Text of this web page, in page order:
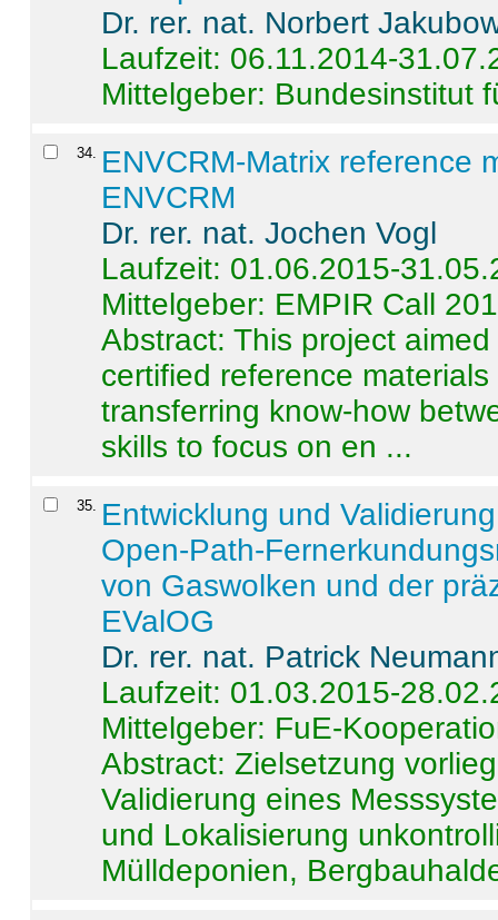
Dr. rer. nat. Norbert
Laufzeit: 06.11.2014-
Mittelgeber: Bundesinstitut
34. ENVCRM-Matrix reference
ENVCRM
Dr. rer. nat. Jochen Vogl
Laufzeit: 01.06.2015-
Mittelgeber: EMPIR Call
Abstract:This project
certified reference
transferring know-how
skills to focus on en ...
35. Entwicklung und
Open-Path-
von Gaswolken und der
EValOG
Dr. rer. nat. Patrick
Laufzeit: 01.03.2015-
Mittelgeber: FuE-
Abstract:Zielsetzung
Validierung eines
und Lokalisierung
Mülldeponien,